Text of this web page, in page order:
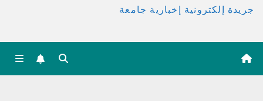
جريدة إلكترونية إخبارية جامعة